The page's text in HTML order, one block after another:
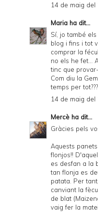
14 de maig
Maria ha dit...
Sí, jo també
blog i fins i tot
comprar la
no els he fet...
tinc que
Com diu la
temps per
14 de maig del
Mercè ha dit...
Gràcies pels
Aquests
flonjos!!
es desfan a la
tan flonja es
patata. Per
canviant la
de blat
vaig fer la